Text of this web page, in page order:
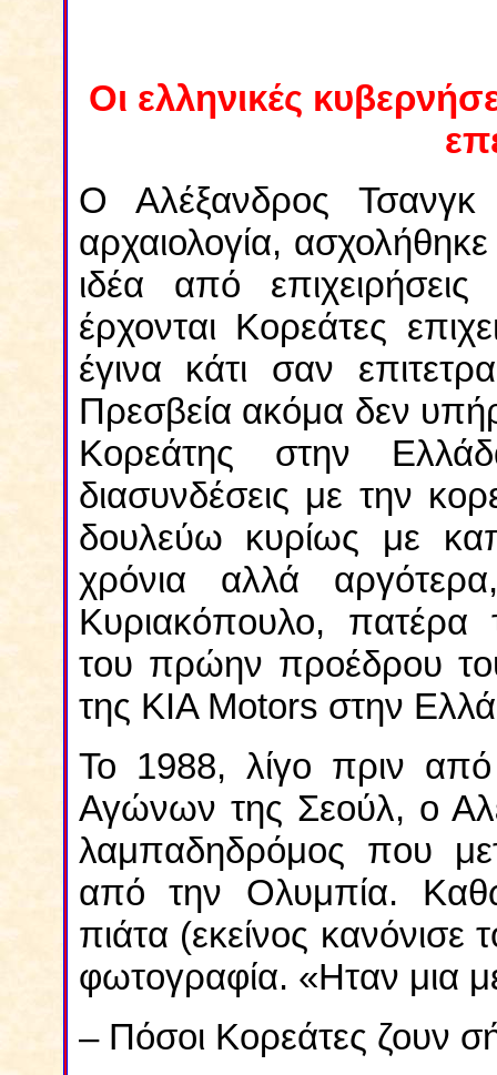
Οι ελληνικές
Ο Αλέξανδρος Τσανγκ
αρχαιολογία,
ιδέα από
έρχονται Κορεάτες
έγινα κάτι σαν
Πρεσβεία ακόμα δεν
Κορεάτης στην
διασυνδέσεις με την
δουλεύω κυρίως με
χρόνια αλλά
Κυριακόπουλο,
του πρώην προέδρου
της ΚΙΑ Motors στην
Το 1988, λίγο πριν
Αγώνων της Σεούλ, ο
λαμπαδηδρόμος που
από την Ολυμπία.
πιάτα (εκείνος κανόνισε
φωτογραφία. «Ηταν μια
– Πόσοι Κορεάτες ζουν